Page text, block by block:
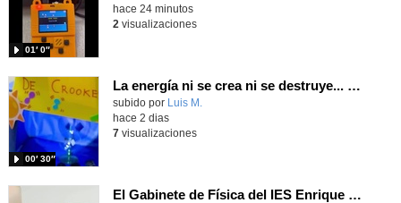
01′ 0″
hace 24 minutos
2 visualizaciones
La energía ni se crea ni se destruye... ¡se experimenta! El Tierno en la Feria Madrid es Ciencia 2026
Contenido educativo.
subido por Luis M.
00′ 30″
hace 2 dias
7visualizaciones
El Gabinete de Física del IES Enrique Tierno Galván de Parla (Curso 25-26)